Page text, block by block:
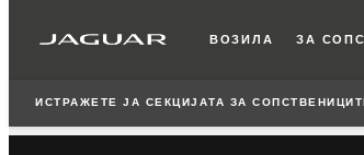
ВОЗИЛА ЗА
ИСТРАЖЕТЕ ЈА СЕКЦИЈАТА ЗА